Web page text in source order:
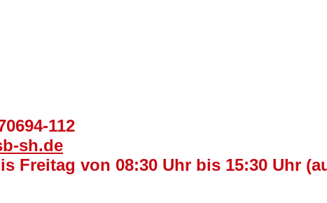
112
sh.de
Freitag von 08:30 Uhr bis 15:30 Uhr